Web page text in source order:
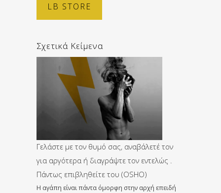
LB STORE
Σχετικά Κείμενα
Γελάστε με τον θυμό σας, αναβάλετέ τον
για αργότερα ή διαγράψτε τον εντελώς .
Πάντως επιβληθείτε του (OSHO)
Η αγάπη είναι πάντα όμορφη στην αρχή επειδή